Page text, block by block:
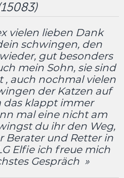
15083)
vielen lieben Dank
schwingen, den
gut besonders
mein Sohn, sie sind
, auch nochmal vielen
der Katzen auf
das klappt immer
mal eine nicht am
du ihr den Weg,
Berater und Retter in
Elfie ich freue mich
Gespräch »